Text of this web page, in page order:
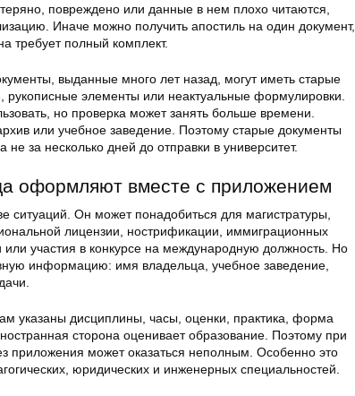
повреждено или данные в нем плохо читаются,
Иначе можно получить апостиль на один документ,
требует полный комплект.
выданные много лет назад, могут иметь старые
элементы или неактуальные формулировки.
но проверка может занять больше времени.
или учебное заведение. Поэтому старые документы
за несколько дней до отправки в университет.
оформляют вместе с приложением
ситуаций. Он может понадобиться для магистратуры,
лицензии, нострификации, иммиграционных
участия в конкурсе на международную должность. Но
информацию: имя владельца, учебное заведение,
указаны дисциплины, часы, оценки, практика, форма
сторона оценивает образование. Поэтому при
приложения может оказаться неполным. Особенно это
юридических и инженерных специальностей.